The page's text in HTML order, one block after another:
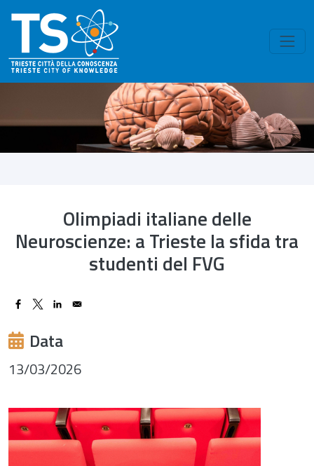
Olimpiadi italiane delle
Neuroscienze: a Trieste la sfida tra
studenti del FVG
Data
13/03/2026
Image